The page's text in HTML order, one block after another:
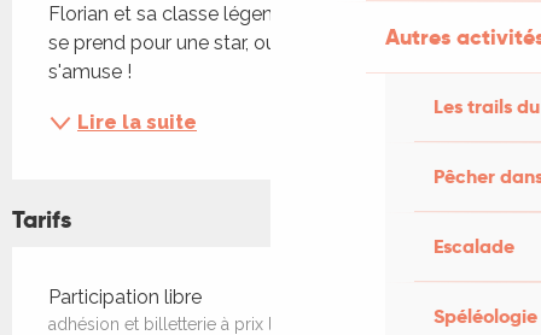
Autres
Les trails
Pêcher
Escalade
Spéléologie
Florian et sa classe légendaire ! On se détend, on
se prend pour une star, ou pas, mais surtout, on
s'amuse !
Lire la suite
Tarifs
Tarifs 2026
Participation libre
adhésion et billetterie à prix libre